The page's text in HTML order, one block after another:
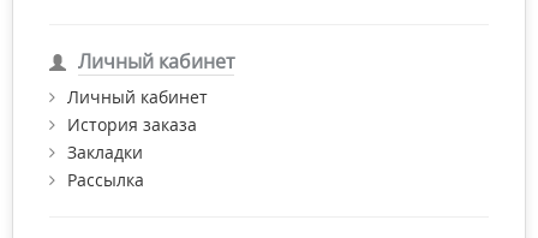
Личный кабинет
Личный кабинет
История заказа
Закладки
Рассылка